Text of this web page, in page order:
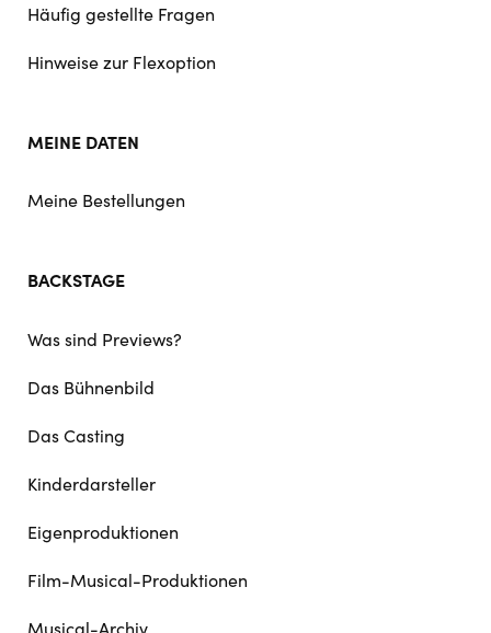
Häufig gestellte Fragen
Hinweise zur Flexoption
MEINE DATEN
Meine Bestellungen
BACKSTAGE
Was sind Previews?
Das Bühnenbild
Das Casting
Kinderdarsteller
Eigenproduktionen
Film-Musical-Produktionen
Musical-Archiv